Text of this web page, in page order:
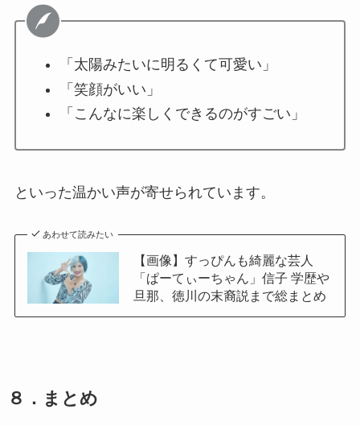
「太陽みたいに明るくて可愛い」
「笑顔がいい」
「こんなに楽しくできるのがすごい」
といった温かい声が寄せられています。
あわせて読みたい
【画像】すっぴんも綺麗な芸人
「ぱーてぃーちゃん」信子 学歴や
旦那、徳川の末裔説まで総まとめ
８． まとめ